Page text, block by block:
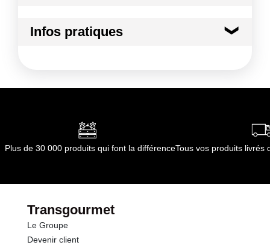
Non applicable
Infos pratiques
par le(s) fournisseur(s) de Transgourmet
Plus de 30 000 produits qui font la différenceTous vos produits livrés
Transgourmet
Le Groupe
Devenir client